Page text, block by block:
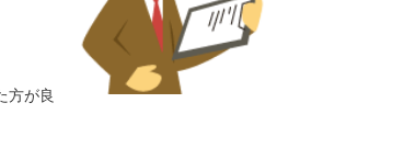
方が良